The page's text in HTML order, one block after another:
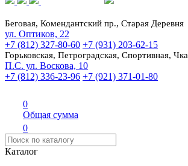
Беговая, Комендантский пр., Старая Деревня
ул. Оптиков, 22
+7 (812) 327-80-60 +7 (931) 203-62-15
Горьковская, Петроградская, Спортивная,
П.С. ул. Воскова, 10
+7 (812) 336-23-96 +7 (921) 371-01-80
0
Общая сумма
0
Каталог